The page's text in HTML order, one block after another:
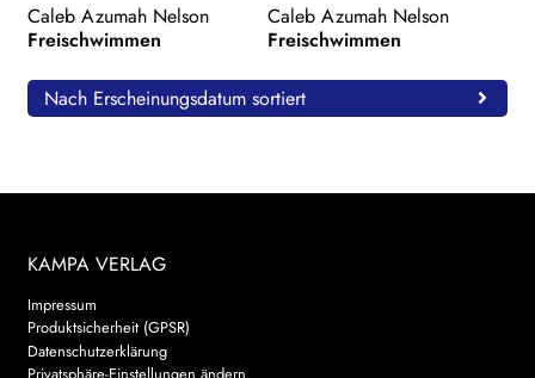
Caleb Azumah Nelson
Freischwimmen
Caleb Azumah Nelson
Freischwimmen
Nach Erscheinungsdatum sortiert
KAMPA VERLAG
Impressum
Produktsicherheit (GPSR)
Datenschutzerklärung